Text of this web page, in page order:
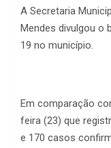
A Secretaria
Mendes divulgou o
19 no município.
Em comparação
feira (23) que
e 170 casos